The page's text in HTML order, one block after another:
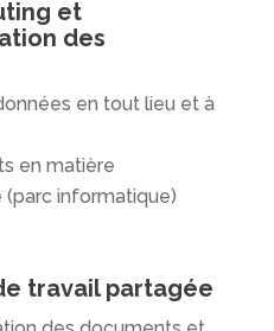
et
des
en tout lieu et à
en matière
(parc informatique)
travail partagée